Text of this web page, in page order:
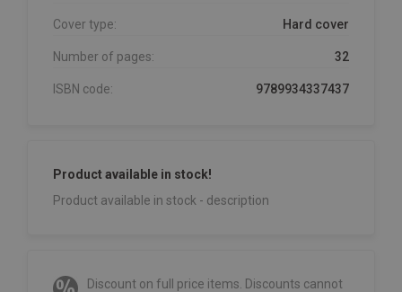
Cover type: Hard cover
Number of pages: 32
ISBN code: 9789934337437
Product available in stock!
Product available in stock - description
Discount on full price items. Discounts cannot